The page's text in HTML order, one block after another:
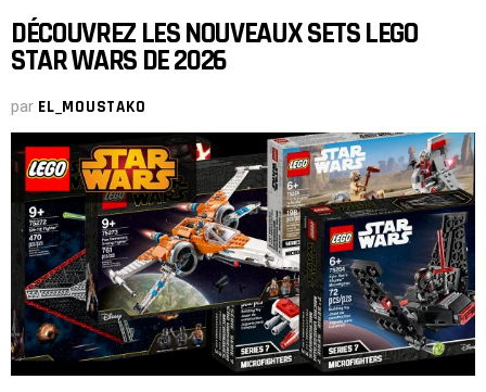
DÉCOUVREZ LES NOUVEAUX SETS LEGO
STAR WARS DE 2026
par EL_MOUSTAKO